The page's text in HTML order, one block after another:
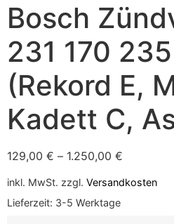
Bosch
231 170
(Rekord E,
Kadett C,
129,00 € – 1.250,00 €
inkl. MwSt. zzgl. Versandkosten
Lieferzeit: 3-5 Werktage